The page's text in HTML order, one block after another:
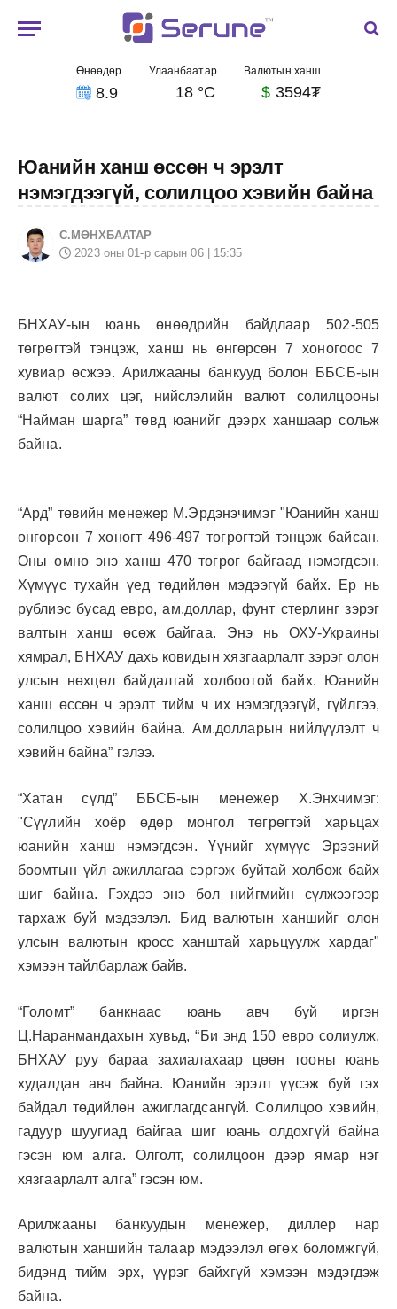
Өнөөдөр
8.9
Улаанбаатар
18 °C
Валютын ханш
$ 3594₮
Юанийн ханш өссөн ч эрэлт
нэмэгдээгүй, солилцоо хэвийн байна
С.МӨНХБААТАР
2023 оны 01-р сарын 06 | 15:35
БНХАУ-ын юань өнөөдрийн байдлаар 502-505
төгрөгтэй тэнцэж, ханш нь өнгөрсөн 7 хоногоос 7
хувиар өсжээ. Арилжааны банкууд болон ББСБ-ын
валют солих цэг, нийслэлийн валют солилцооны
“Найман шарга” төвд юанийг дээрх ханшаар сольж
байна.
“Ард” төвийн менежер М.Эрдэнэчимэг "Юанийн ханш
өнгөрсөн 7 хоногт 496-497 төгрөгтэй тэнцэж байсан.
Оны өмнө энэ ханш 470 төгрөг байгаад нэмэгдсэн.
Хүмүүс тухайн үед төдийлөн мэдээгүй байх. Ер нь
рублиэс бусад евро, ам.доллар, фунт стерлинг зэрэг
валтын ханш өсөж байгаа. Энэ нь ОХУ-Украины
хямрал, БНХАУ дахь ковидын хязгаарлалт зэрэг олон
улсын нөхцөл байдалтай холбоотой байх. Юанийн
ханш өссөн ч эрэлт тийм ч их нэмэгдээгүй, гүйлгээ,
солилцоо хэвийн байна. Ам.долларын нийлүүлэлт ч
хэвийн байна” гэлээ.
“Хатан сүлд” ББСБ-ын менежер Х.Энхчимэг:
"Сүүлийн хоёр өдөр монгол төгрөгтэй харьцах
юанийн ханш нэмэгдсэн. Үүнийг хүмүүс Эрээний
боомтын үйл ажиллагаа сэргэж буйтай холбож байх
шиг байна. Гэхдээ энэ бол нийгмийн сүлжээгээр
тархаж буй мэдээлэл. Бид валютын ханшийг олон
улсын валютын кросс ханштай харьцуулж хардаг"
хэмээн тайлбарлаж байв.
“Голомт” банкнаас юань авч буй иргэн
Ц.Наранмандахын хувьд, “Би энд 150 евро солиулж,
БНХАУ руу бараа захиалахаар цөөн тооны юань
худалдан авч байна. Юанийн эрэлт үүсэж буй гэх
байдал төдийлөн ажиглагдсангүй. Солилцоо хэвийн,
гадуур шуугиад байгаа шиг юань олдохгүй байна
гэсэн юм алга. Олголт, солилцоон дээр ямар нэг
хязгаарлалт алга” гэсэн юм.
Арилжааны банкуудын менежер, диллер нар
валютын ханшийн талаар мэдээлэл өгөх боломжгүй,
бидэнд тийм эрх, үүрэг байхгүй хэмээн мэдэгдэж
байна.